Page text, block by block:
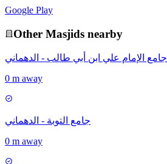
Google Play
Other Masjids nearby
جامع الإمام علي ابن أبي طالب - الدهماني
0 m away
جامع التوبة - الدهماني
0 m away